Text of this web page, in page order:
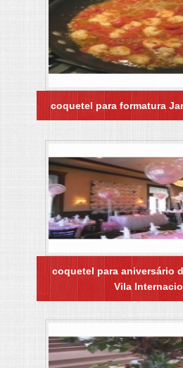
coquetel para formatura
coquetel para aniversário
Vila